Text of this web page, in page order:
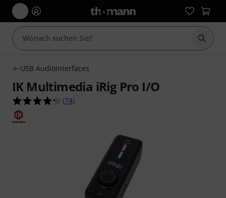
Suche
USB Audiointerfaces
IK Multimedia iRig Pro I/O
4.3 von 5 Sternen aus 74 Kundenbewertungen
(74)